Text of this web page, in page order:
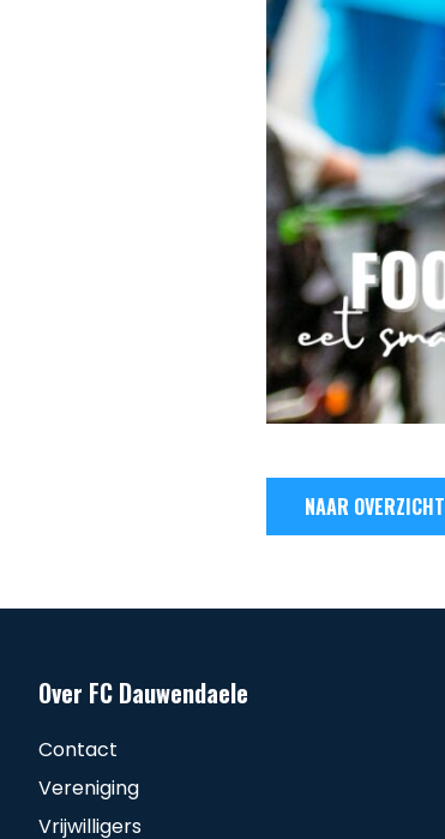
NAAR OVERZICHT
Over FC Dauwendaele
Contact
Vereniging
Vrijwilligers